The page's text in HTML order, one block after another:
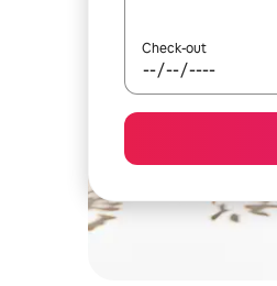
Check-out